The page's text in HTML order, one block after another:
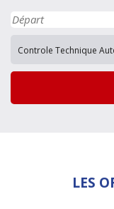
LES